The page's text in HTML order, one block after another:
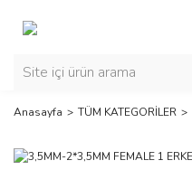
Anasayfa TÜM KATEGORİLER